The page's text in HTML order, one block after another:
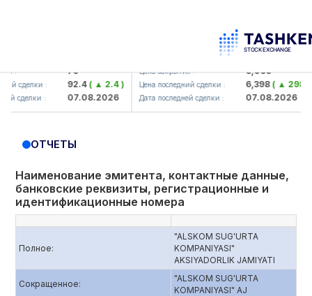
79
: 92.4( ▲ 2.4 )
: 07.08.2026
UZMK (<O'zmetkombinat> AJ)
Цена закрытия : 6,099
Цена последний сделки : 6,398( ▲ 298.04 )
Дата последней сделки : 07.08.2026
ОТЧЕТЫ
Наименование эмитента, контактные данные,
банковские реквизиты, регистрационные и
идентификационные номера
Полное:
"ALSKOM SUG'URTA
KOMPANIYASI"
AKSIYADORLIK JAMIYATI
Сокращенное:
"ALSKOM SUG'URTA
KOMPANIYASI" AJ